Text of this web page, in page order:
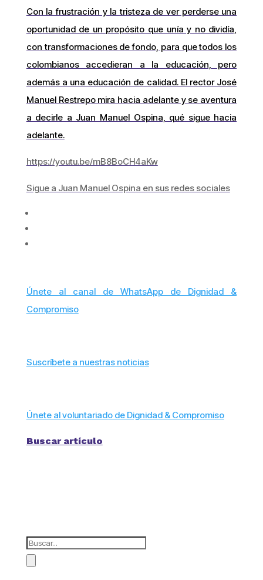
Con la frustración y la tristeza de ver perderse una
oportunidad de un propósito que unía y no dividía,
con transformaciones de fondo, para que todos los
colombianos accedieran a la educación, pero
además a una educación de calidad. El rector José
Manuel Restrepo mira hacia adelante y se aventura
a decirle a Juan Manuel Ospina, qué sigue hacia
adelante.
https://youtu.be/mB8BoCH4aKw
Sigue a Juan Manuel Ospina en sus redes sociales
Únete al canal de WhatsApp de Dignidad &
Compromiso
Suscríbete a nuestras noticias
Únete al voluntariado de Dignidad & Compromiso
Buscar artículo